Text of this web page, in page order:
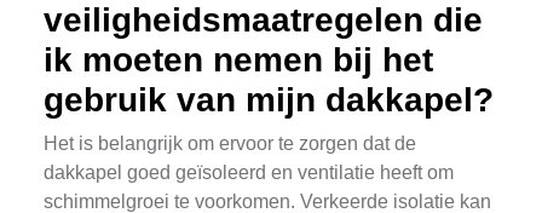
veiligheidsmaatregelen die
ik moeten nemen bij het
gebruik van mijn dakkapel?
Het is belangrijk om ervoor te zorgen dat de
dakkapel goed geïsoleerd en ventilatie heeft om
schimmelgroei te voorkomen. Verkeerde isolatie kan